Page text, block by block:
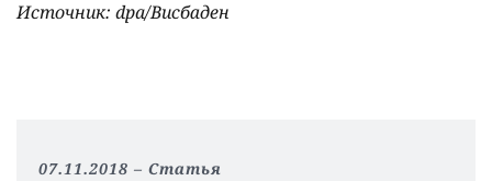
Источник: dpa/Висбаден
07.11.2018 Статья